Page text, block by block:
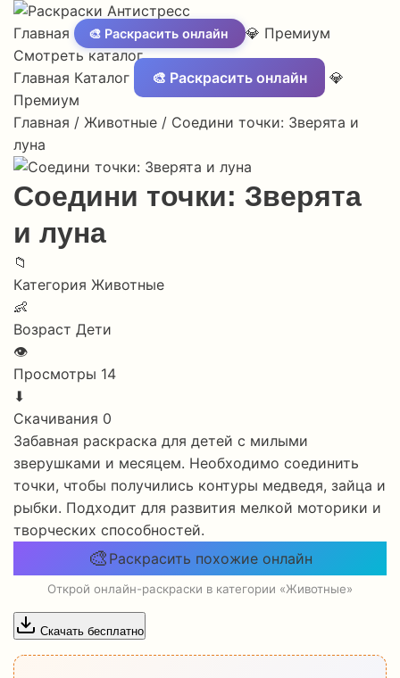
Главная 🎨 Раскрасить онлайн
💎 Премиум
Смотреть каталог
Главная Каталог 🎨 Раскрасить онлайн
💎
Премиум
Главная / Животные / Соедини точки: Зверята и
луна
Соедини точки: Зверята
и луна
📁
Категория Животные
👶
Возраст Дети
👁
Просмотры 14
⬇
Скачивания 0
Забавная раскраска для детей с милыми
зверушками и месяцем. Необходимо соединить
точки, чтобы получились контуры медведя, зайца и
рыбки. Подходит для развития мелкой моторики и
творческих способностей.
🎨 Раскрасить похожие онлайн
Открой онлайн-раскраски в категории «Животные»
Скачать бесплатно